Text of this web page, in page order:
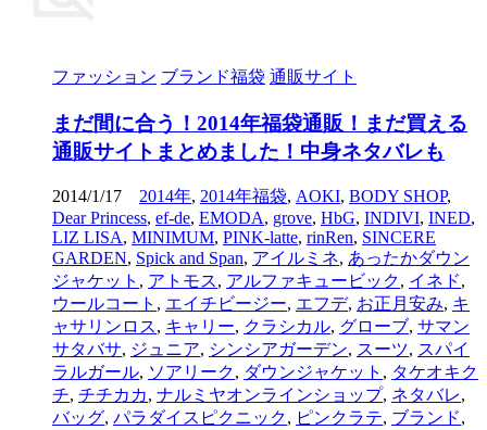
ファッション ブランド福袋 通販サイト
まだ間に合う！2014年福袋通販！まだ買える
通販サイトまとめました！中身ネタバレも
2014/1/17 2014年, 2014年福袋, AOKI, BODY SHOP,
Dear Princess, ef-de, EMODA, grove, HbG, INDIVI, INED,
LIZ LISA, MINIMUM, PINK-latte, rinRen, SINCERE
GARDEN, Spick and Span, アイルミネ, あったかダウン
ジャケット , アトモス, アルファキュービック, イネド,
ウールコート , エイチビージー, エフデ, お正月安み, キ
ャサリンロス, キャリー, クラシカル, グローブ, サマン
サタバサ, ジュニア, シンシアガーデン, スーツ, スパイ
ラルガール, ソアリーク, ダウンジャケット , タケオキク
チ, チチカカ, ナルミヤオンラインショップ, ネタバレ,
バッグ, パラダイスピクニック, ピンクラテ, ブランド,